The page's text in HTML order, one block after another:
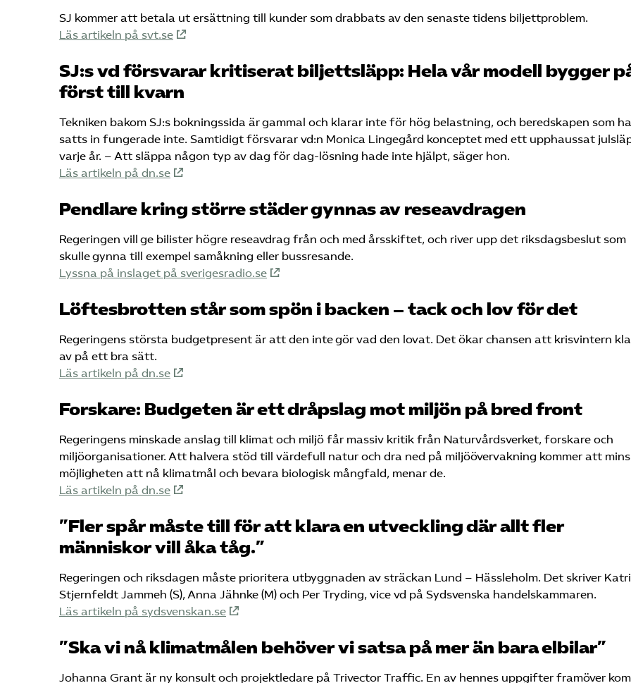
SJ kommer att betala ut ersättning till kunder som drabbats av den senaste tidens biljettproblem.
Läs artikeln på svt.se
SJ:s vd försvarar kritiserat biljettsläpp: Hela vår modell bygger
först till kvarn
Tekniken bakom SJ:s bokningssida är gammal och klarar inte för hög belastning, och beredskapen som
satts in fungerade inte. Samtidigt försvarar vd:n Monica Lingegård konceptet med ett upphaussat
varje år. – Att släppa någon typ av dag för dag-lösning hade inte hjälpt, säger hon.
Läs artikeln på dn.se
Pendlare kring större städer gynnas av reseavdragen
Regeringen vill ge bilister högre reseavdrag från och med årsskiftet, och river upp det riksdagsbeslut som
skulle gynna till exempel samåkning eller bussresande.
Lyssna på inslaget på sverigesradio.se
Löftesbrotten står som spön i backen – tack och lov för det
Regeringens största budgetpresent är att den inte gör vad den lovat. Det ökar chansen att krisvintern
av på ett bra sätt.
Läs artikeln på dn.se
Forskare: Budgeten är ett dråpslag mot miljön på bred front
Regeringens minskade anslag till klimat och miljö får massiv kritik från Naturvårdsverket, forskare och
miljöorganisationer. Att halvera stöd till värdefull natur och dra ned på miljöövervakning kommer att
möjligheten att nå klimatmål och bevara biologisk mångfald, menar de.
Läs artikeln på dn.se
”Fler spår måste till för att klara en utveckling där allt fler
människor vill åka tåg.”
Regeringen och riksdagen måste prioritera utbyggnaden av sträckan Lund – Hässleholm. Det skriver
Stjernfeldt Jammeh (S), Anna Jähnke (M) och Per Tryding, vice vd på Sydsvenska handelskammaren.
Läs artikeln på sydsvenskan.se
”Ska vi nå klimatmålen behöver vi satsa på mer än bara elbilar”
Johanna Grant är ny konsult och projektledare på Trivector Traffic. En av hennes uppgifter framöver